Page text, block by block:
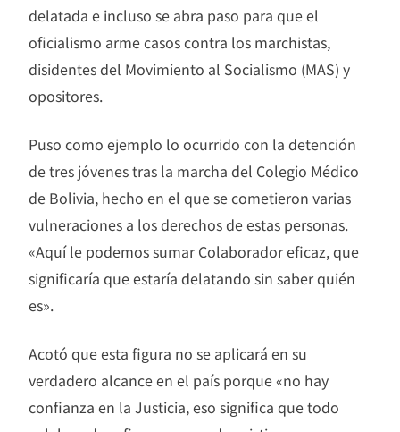
delatada e incluso se abra paso para que el
oficialismo arme casos contra los marchistas,
disidentes del Movimiento al Socialismo (MAS) y
opositores.
Puso como ejemplo lo ocurrido con la detención
de tres jóvenes tras la marcha del Colegio Médico
de Bolivia, hecho en el que se cometieron varias
vulneraciones a los derechos de estas personas.
«Aquí le podemos sumar Colaborador eficaz, que
significaría que estaría delatando sin saber quién
es».
Acotó que esta figura no se aplicará en su
verdadero alcance en el país porque «no hay
confianza en la Justicia, eso significa que todo